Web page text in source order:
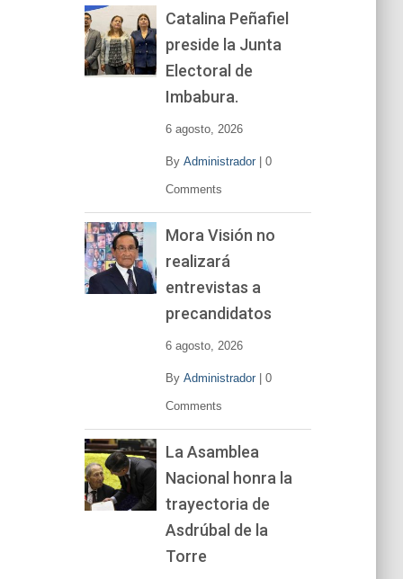
Catalina Peñafiel
preside la Junta
Electoral de
Imbabura.
6 agosto, 2026
By Administrador| 0
Comments
Mora Visión no
realizará
entrevistas a
precandidatos
6 agosto, 2026
By Administrador| 0
Comments
La Asamblea
Nacional honra la
trayectoria de
Asdrúbal de la
Torre